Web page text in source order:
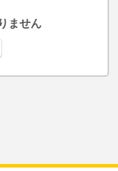
ません